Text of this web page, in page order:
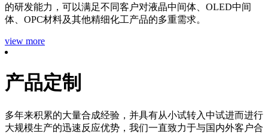
的研发能力，可以满足不同客户对液晶中间体、OLED中间
体、OPC材料及其他精细化工产品的多重需求。
view more
产品定制
多年来积累的大量合成经验，并具有从小试转入中试进而进行
大规模生产的迅速反应优势，我们一直致力于与国内外客户合